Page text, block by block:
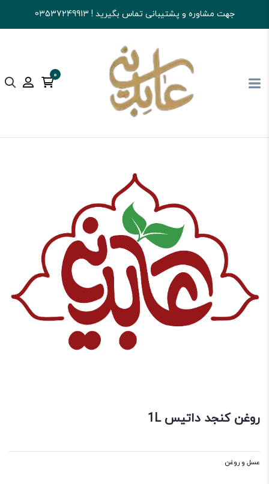
جهت مشاوره و پشتیبانی تماس بگیرید ! 03537249913
0
آجیل و خشکبار عابدینی کالای اساسی و خواربار
روغن کنجد داتیس 1L
عسل و روغن